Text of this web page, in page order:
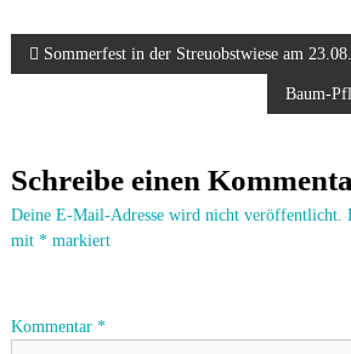
B
i
t
a
Sommerfest in der Streuobstwiese am
Baum-
Schreibe einen
Deine E-Mail-Adresse wird nicht veröffentlicht.
mit *markiert
Kommentar *